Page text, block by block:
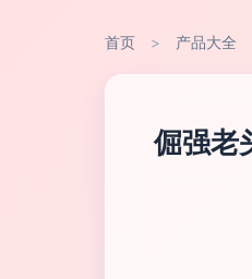
首页 > 产品大全
倔强老